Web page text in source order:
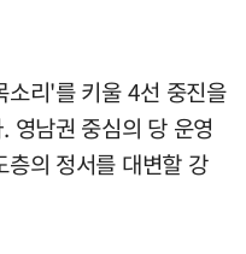
소리'를 키울 4선 중진을
영남권 중심의 당 운영
의 정서를 대변할 강